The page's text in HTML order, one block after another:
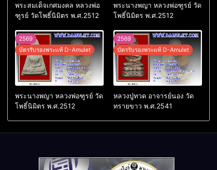
พระสมเด็จเกศมงคล หลวงพ่อ
ฑูรย์ วัดโพธิ์นิมิตร พ.ศ.2512
พระนางพญา หลวงพ่อฑูรย์ วัด
โพธิ์นิมิตร พ.ศ.2512
2569
บัตรรับรองพระแท้ D-Amulet
พระนางพญา หลวงพ่อฑูรย์ วัด
โพธิ์นิมิตร พ.ศ.2512
2569
บัตรรับรองพระแท้ D-Amulet
หลวงปู่ทวด อาจารย์นอง วัด
ทรายขาว พ.ศ.2541